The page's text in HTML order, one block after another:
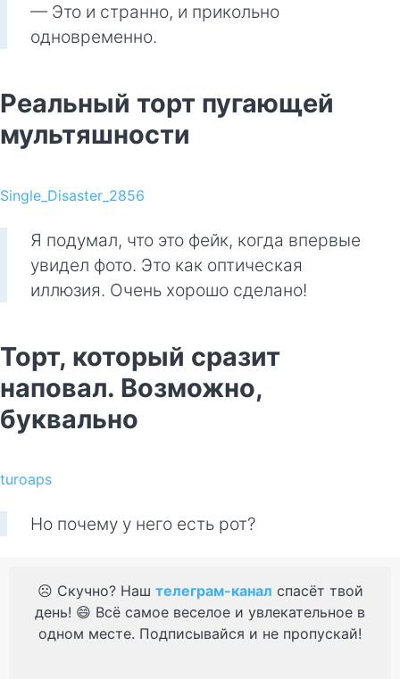
— Это и странно, и прикольно
одновременно.
Реальный торт пугающей
мультяшности
Single_Disaster_2856
Я подумал, что это фейк, когда впервые
увидел фото. Это как оптическая
иллюзия. Очень хорошо сделано!
Торт, который сразит
наповал. Возможно,
буквально
turoaps
Но почему у него есть рот?
☹️ Скучно? Наш телеграм-канал спасёт твой
день! 😄 Всё самое веселое и увлекательное в
одном месте. Подписывайся и не пропускай!